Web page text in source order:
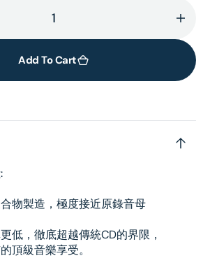
for
真
露
Add To Cart
物製造，極度接近原錄音母
低，徹底超越傳統CD的界限，
頂級音樂享受。